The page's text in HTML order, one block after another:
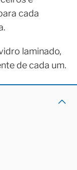
cada
laminado,
de cada um.